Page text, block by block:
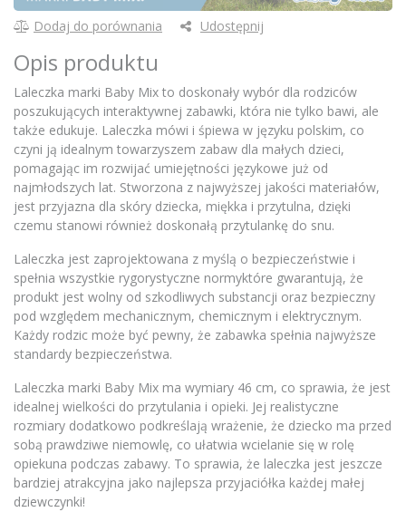
Dodaj do porównania Udostępnij
Opis produktu
Laleczka marki Baby Mix to doskonały wybór dla rodziców
poszukujących interaktywnej zabawki, która nie tylko bawi, ale
także edukuje. Laleczka mówi i śpiewa w języku polskim, co
czyni ją idealnym towarzyszem zabaw dla małych dzieci,
pomagając im rozwijać umiejętności językowe już od
najmłodszych lat. Stworzona z najwyższej jakości materiałów,
jest przyjazna dla skóry dziecka, miękka i przytulna, dzięki
czemu stanowi również doskonałą przytulankę do snu.
Laleczka jest zaprojektowana z myślą o bezpieczeństwie i
spełnia wszystkie rygorystyczne normyktóre gwarantują, że
produkt jest wolny od szkodliwych substancji oraz bezpieczny
pod względem mechanicznym, chemicznym i elektrycznym.
Każdy rodzic może być pewny, że zabawka spełnia najwyższe
standardy bezpieczeństwa.
Laleczka marki Baby Mix ma wymiary 46 cm, co sprawia, że jest
idealnej wielkości do przytulania i opieki. Jej realistyczne
rozmiary dodatkowo podkreślają wrażenie, że dziecko ma przed
sobą prawdziwe niemowlę, co ułatwia wcielanie się w rolę
opiekuna podczas zabawy. To sprawia, że laleczka jest jeszcze
bardziej atrakcyjna jako najlepsza przyjaciółka każdej małej
dziewczynki!